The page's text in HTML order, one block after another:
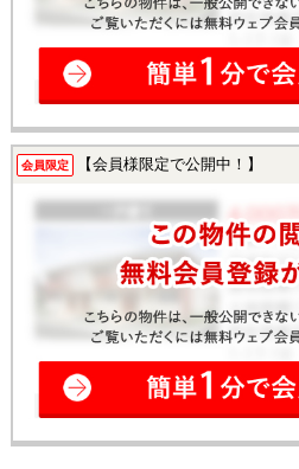
会員限定 【会員様限定で公開中！】